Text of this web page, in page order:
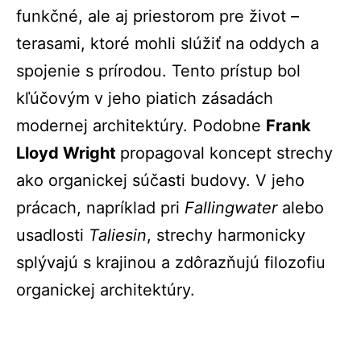
funkčné, ale aj priestorom pre život –
terasami, ktoré mohli slúžiť na oddych a
spojenie s prírodou. Tento prístup bol
kľúčovým v jeho piatich zásadách
modernej architektúry. Podobne Frank
Lloyd Wright propagoval koncept strechy
ako organickej súčasti budovy. V jeho
prácach, napríklad pri Fallingwateralebo
usadlosti Taliesin, strechy harmonicky
splývajú s krajinou a zdôrazňujú filozofiu
organickej architektúry.